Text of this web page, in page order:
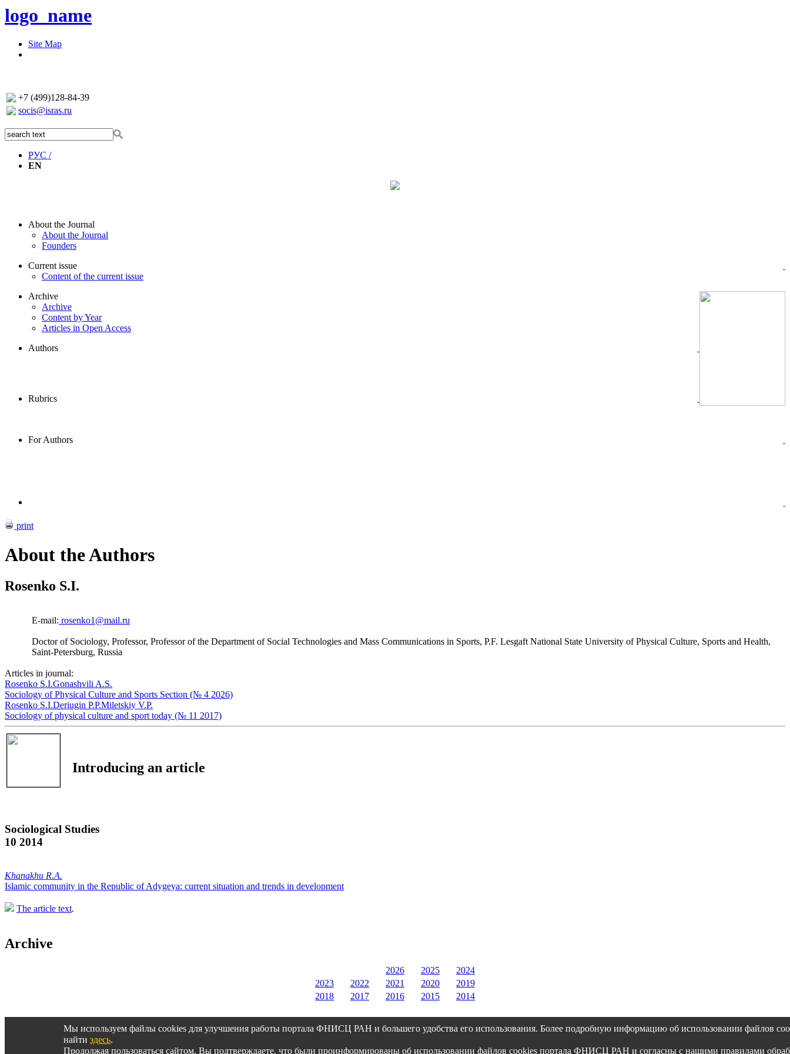
logo_name
Site Map
+7 (499)128-84-39
socis@isras.ru
РУС /
EN
About the Journal
About the Journal
Founders
Current issue
Content of the current issue
Archive
Archive
Content by Year
Articles in Open Access
Authors
Rubrics
For Authors
print
About the Authors
Rosenko S.I.
E-mail: rosenko1@mail.ru
Doctor of Sociology, Professor, Professor of the Department of Social Technologies and Mass Communications in Sports, P.F. Lesgaft National State University of Physical Culture, Sports and Health,
Saint-Petersburg, Russia
Articles in journal:
Rosenko S.I.Gonashvili A.S.
Sociology of Physical Culture and Sports Section (№ 4 2026)
Rosenko S.I.Deriugin P.P.Мiletskiy V.P.
Sociology of physical culture and sport today (№ 11 2017)
Introducing an article
Sociological Studies
10 2014
Khanakhu R.А.
Islamic community in the Republic of Adygeya: current situation and trends in development
The article text.
Archive
2026 2025
2024
2023
2022 2021 2020
2019
2018
2017 2016 2015 2014
Архив журнала за 2014-2000 гг.
© SOCIS, 2015-2025
Мы используем файлы cookies для улучшения работы портала ФНИСЦ РАН и большего удобства его использования. Более подробную информацию об использовании файлов
найти здесь.
Продолжая пользоваться сайтом, Вы подтверждаете, что были проинформированы об использовании файлов cookies портала ФНИСЦ РАН и согласны с нашими правилами